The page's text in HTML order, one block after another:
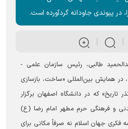
در پیوندی جاودانه گردآورده است.
طالبی، رئیس سازمان علمی‌ -
همایش بین‌المللی «ساخت، بازسازی
تاریخ» که در دانشگاه اصفهان برگزار
و فرهنگی حرم مطهر امام رضا (ع)
جهان اسلام نه صرفاً مکانی برای